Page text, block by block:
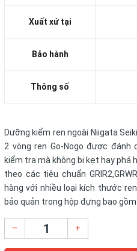
Xuất xứ tại
Bảo hành
Thông số
Dưỡng kiểm ren ngoài Niigata
2 vòng ren Go-Nogo được đánh
kiểm tra mà không bị kẹt hay phá
theo các tiêu chuẩn
hàng với nhiều loại kích thước
bảo quản trong hộp đựng bao
– +